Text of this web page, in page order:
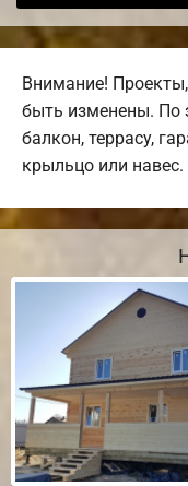
Внимание!
быть изменены. По
балкон, террасу,
крыльцо или навес.